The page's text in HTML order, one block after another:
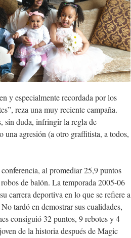
y especialmente recordada por los
reza una muy reciente campaña.
sin duda, infringir la regla de
una agresión (a otro graffitista, a todos,
al promediar 25,9 puntos
de balón. La temporada 2005-06
carrera deportiva en lo que se refiere a
tardó en demostrar sus cualidades,
consiguió 32 puntos, 9 rebotes y 4
de la historia después de Magic